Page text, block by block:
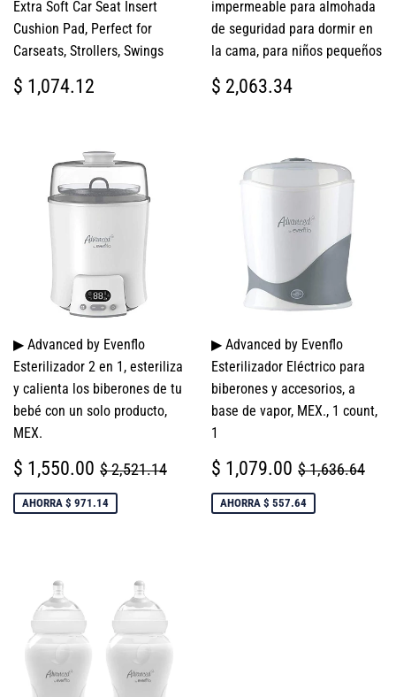
Extra Soft Car Seat Insert
Cushion Pad, Perfect for
Carseats, Strollers, Swings
PRECIO
HABITUAL
$ 1,074.12
impermeable para almohada
de seguridad para dormir en
la cama, para niños pequeños
PRECIO
HABITUAL
$ 2,063.34
▶ Advanced by Evenflo
Esterilizador 2 en 1, esteriliza
y calienta los biberones de tu
bebé con un solo producto,
MEX.
PRECIO
DE
VENTA
$ 1,550.00 $
1,550.00
PRECIO HABITUAL
$ 2,521.14 $ 2,521.14
AHORRA $ 971.14
▶ Advanced by Evenflo
Esterilizador Eléctrico para
biberones y accesorios, a
base de vapor, MEX., 1 count,
1
PRECIO
DE
VENTA
$ 1,079.00 $
1,079.00
PRECIO
$ 1,636.64
AHORRA $ 557.64